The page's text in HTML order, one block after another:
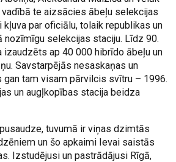
vadībā te aizsācies ābeļu selekcijas
kļuva par oficiālu, tolaik republikas un
selekcijas staciju. Līdz 90.
izaudzēts ap 40 000 hibrīdo ābeļu un
Savstarpējās nesaskaņas un
tam visam pārvilcis svītru – 1996.
un augļkopības stacija beidza
tuvumā ir viņas dzimtās
un šo apkaimi Ievai saistās
Izstudējusi un pastrādājusi Rīgā,